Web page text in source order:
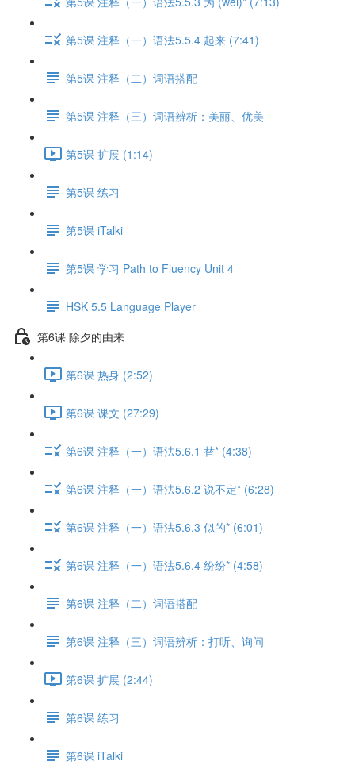
第5课 注释（一）语法5.5.4 起来 (7:41)
第5课 注释（二）词语搭配
第5课 注释（三）词语辨析：美丽、优美
第5课 扩展 (1:14)
第5课 练习
第5课 iTalki
第5课 学习 Path to Fluency Unit 4
HSK 5.5 Language Player
第6课 除夕的由来
第6课 热身 (2:52)
第6课 课文 (27:29)
第6课 注释（一）语法5.6.1 替* (4:38)
第6课 注释（一）语法5.6.2 说不定* (6:28)
第6课 注释（一）语法5.6.3 似的* (6:01)
第6课 注释（一）语法5.6.4 纷纷* (4:58)
第6课 注释（二）词语搭配
第6课 注释（三）词语辨析：打听、询问
第6课 扩展 (2:44)
第6课 练习
第6课 iTalki